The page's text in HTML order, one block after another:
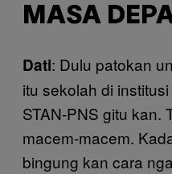
MASA
Dati: Dulu patokan
itu sekolah di
STAN-PNS gitu kan.
macem-macem.
bingung kan cara